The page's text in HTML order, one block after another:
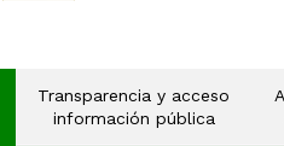
(current)Transparencia y acceso
información pública